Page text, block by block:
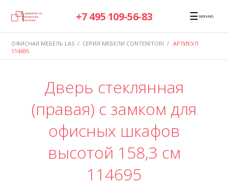
+7 495 109-56-83 ☰ МЕНЮ
ОФИСНАЯ МЕБЕЛЬ LAS / СЕРИЯ МЕБЕЛИ CONTENITORI / АРТИКУЛ
114695
Дверь стеклянная
(правая) с замком для
офисных шкафов
высотой 158,3 см
114695